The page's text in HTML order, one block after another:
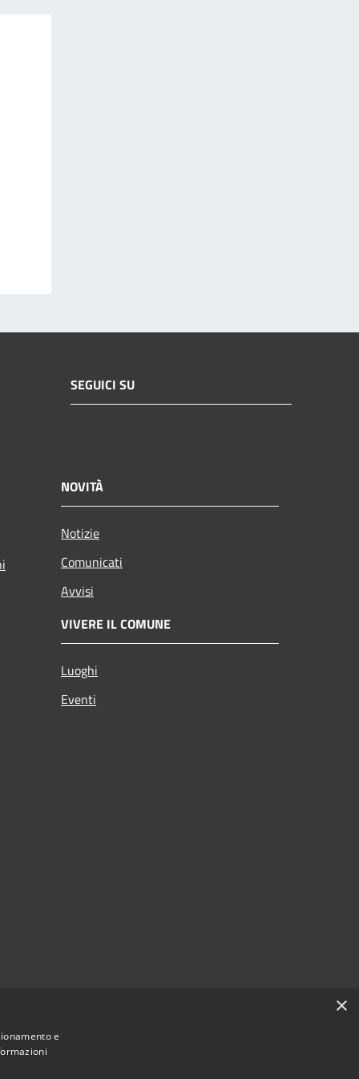
SEGUICI SU
NOVITÀ
Notizie
Comunicati
Avvisi
VIVERE IL COMUNE
Luoghi
Eventi
×
e